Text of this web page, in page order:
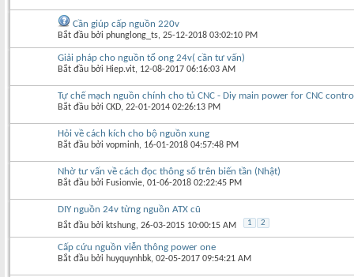
Cần giúp cấp nguồn 220v
Bắt đầu bởi phunglong_ts‎, 25-12-2018 03:02:10 PM
Giải pháp cho nguồn tổ ong 24v( cần tư vấn)
Bắt đầu bởi Hiep.vit‎, 12-08-2017 06:16:03 AM
Tự chế mạch nguồn chính cho tủ CNC - Diy main power for CNC
Bắt đầu bởi CKD‎, 22-01-2014 02:26:13 PM
Hỏi về cách kích cho bộ nguồn xung
Bắt đầu bởi vopminh‎, 16-01-2018 04:57:48 PM
Nhờ tư vấn về cách đọc thông số trên biến tần (Nhật)
Bắt đầu bởi Fusionvie‎, 01-06-2018 02:22:45 PM
DIY nguồn 24v từng nguồn ATX cũ
Bắt đầu bởi ktshung‎, 26-03-2015 10:00:15 AM 1 2
Cấp cứu nguồn viễn thông power one
Bắt đầu bởi huyquynhbk‎, 02-05-2017 09:54:21 AM